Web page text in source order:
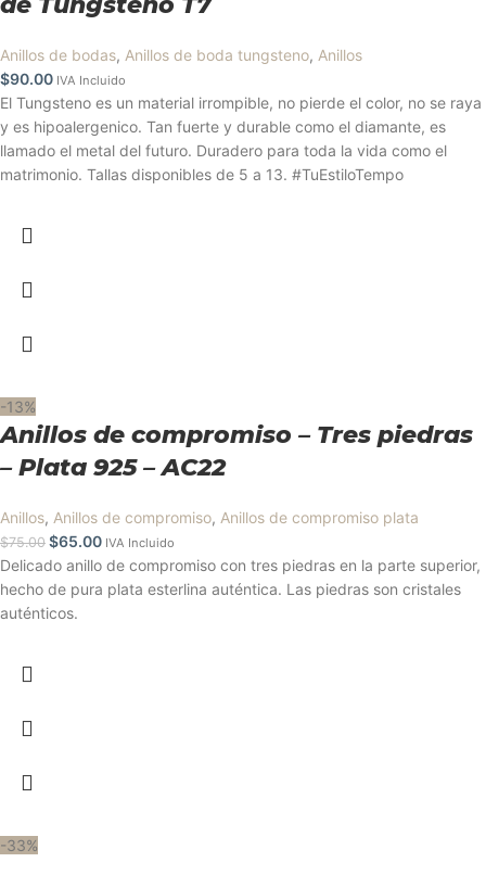
Anillos de bodas, Anillos de boda tungsteno, Anillos
$90.00 IVA Incluido
El Tungsteno es un material irrompible, no pierde el color, no se raya
y es hipoalergenico. Tan fuerte y durable como el diamante, es
llamado el metal del futuro. Duradero para toda la vida como el
matrimonio. Tallas disponibles de 5 a 13. #TuEstiloTempo
-13%
Anillos de compromiso – Tres piedras
– Plata 925 – AC22
Anillos, Anillos de compromiso, Anillos de compromiso plata
$75.00 $65.00 IVA Incluido
Delicado anillo de compromiso con tres piedras en la parte superior,
hecho de pura plata esterlina auténtica. Las piedras son cristales
auténticos.
-33%